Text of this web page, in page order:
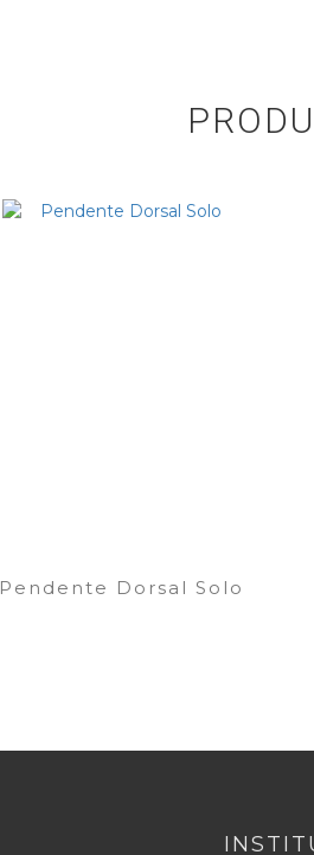
Pendente Dorsal Solo